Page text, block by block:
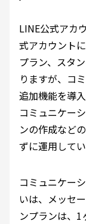
LINE公式アカ
式アカウント
プラン、スタ
りますが、コ
追加機能を導
コミュニケー
ンの作成など
ずに運用して
コミュニケー
いは、メッセ
ンプランは、